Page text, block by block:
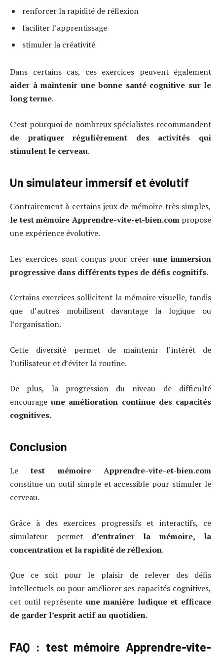
renforcer la rapidité de réflexion
faciliter l’apprentissage
stimuler la créativité
Dans certains cas, ces exercices peuvent également
aider à maintenir une bonne santé cognitive sur le
long terme.
C’est pourquoi de nombreux spécialistes recommandent
de pratiquer régulièrement des activités qui
stimulent le cerveau.
Un simulateur immersif et évolutif
Contrairement à certains jeux de mémoire très simples,
le test mémoire Apprendre-vite-et-bien.compropose
une expérience évolutive.
Les exercices sont conçus pour créer une immersion
progressive dans différents types de défis cognitifs.
Certains exercices sollicitent la mémoire visuelle, tandis
que d’autres mobilisent davantage la logique ou
l’organisation.
Cette diversité permet de maintenir l’intérêt de
l’utilisateur et d’éviter la routine.
De plus, la progression du niveau de difficulté
encourageune amélioration continue des capacités
cognitives.
Conclusion
Letest mémoire Apprendre-vite-et-bien.com
constitue un outil simple et accessible pour stimuler le
cerveau.
Grâce à des exercices progressifs et interactifs, ce
simulateur permet d’entraîner la mémoire, la
concentration et la rapidité de réflexion.
Que ce soit pour le plaisir de relever des défis
intellectuels ou pour améliorer ses capacités cognitives,
cet outil représente une manière ludique et efficace
de garder l’esprit actif au quotidien.
FAQ : test mémoire Apprendre-vite-